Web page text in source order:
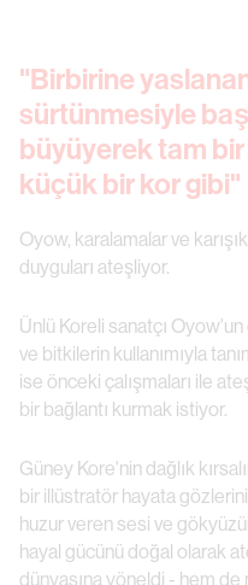
"Birbirine
sürtünmesiyle
büyüyerek tam
küçük bir kor gibi"
Oyow, karalamalar ve
duyguları ateşliyor.
Ünlü Koreli sanatçı
ve bitkilerin kullanımıyla
ise önceki çalışmaları ile
bir bağlantı kurmak istiyor.
Güney Kore'nin dağlık
bir illüstratör hayata
huzur veren sesi ve
hayal gücünü doğal olarak
dünyasına yöneldi - hem